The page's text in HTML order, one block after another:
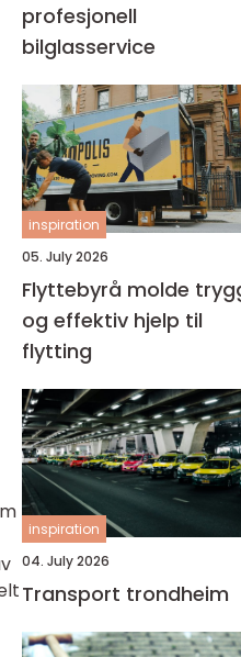
profesjonell
bilglasservice
inspiration
05. July 2026
Flyttebyrå molde trygg
og effektiv hjelp til
flytting
inspiration
04. July 2026
Transport trondheim